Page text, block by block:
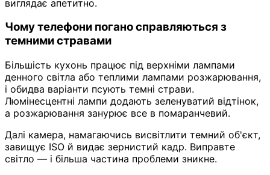
виглядає апетитно.
Чому телефони погано справляються з
темними стравами
Більшість кухонь працює під верхніми лампами
денного світла або теплими лампами розжарювання,
і обидва варіанти псують темні страви.
Люмінесцентні лампи додають зеленуватий відтінок,
а розжарювання занурює все в помаранчевий.
Далі камера, намагаючись висвітлити темний об'єкт,
завищує ISO й видає зернистий кадр. Виправте
світло — і більша частина проблеми зникне.